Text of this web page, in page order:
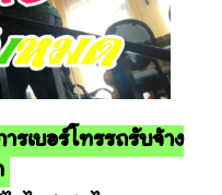
รเบอร์โทรรถรับจ้าง